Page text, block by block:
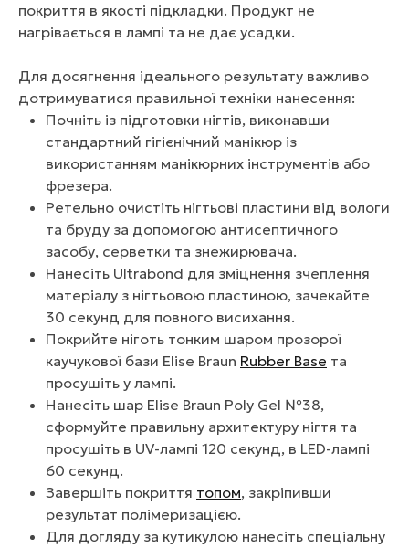
покриття в якості підкладки. Продукт не
нагрівається в лампі та не дає усадки.
Для досягнення ідеального результату важливо
дотримуватися правильної техніки нанесення:
Почніть із підготовки нігтів, виконавши
стандартний гігієнічний манікюр із
використанням манікюрних інструментів або
фрезера.
Ретельно очистіть нігтьові пластини від вологи
та бруду за допомогою антисептичного
засобу, серветки та знежирювача.
Нанесіть Ultrabond для зміцнення зчеплення
матеріалу з нігтьовою пластиною, зачекайте
30 секунд для повного висихання.
Покрийте ніготь тонким шаром прозорої
каучукової бази Elise Braun Rubber Base та
просушіть у лампі.
Нанесіть шар Elise Braun Poly Gel №38,
сформуйте правильну архитектуру нігтя та
просушіть в UV-лампі 120 секунд, в LED-лампі
60 секунд.
Завершіть покриття топом, закріпивши
результат полімеризацією.
Для догляду за кутикулою нанесіть спеціальну